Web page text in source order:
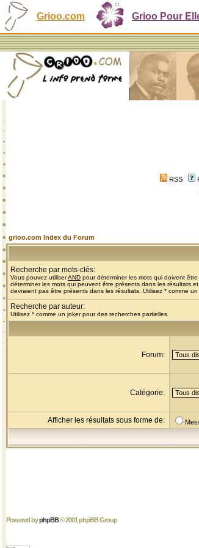
Grioo.com Grioo Pour
RSS
grioo.com Index du Forum
Recherche par mots-clés:
Vous pouvez utiliserAND pour déterminer les mots qui doivent
déterminer les mots qui peuvent être présents dans les résultats et
devraient pas être présents dans les résultats. Utilisez * comme
Recherche par auteur:
Utilisez * comme un joker pour des recherches partielles
Forum:
Catégorie:
Afficher les résultats sous forme de:
Powered byphpBB© 2001 phpBB Group